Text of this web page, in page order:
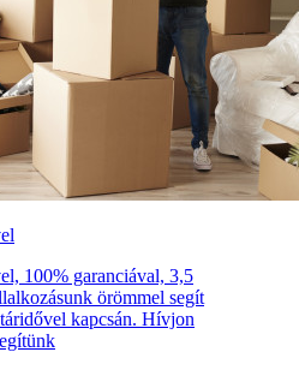
100% garanciával, 3,5
örömmel segít
kapcsán. Hívjon